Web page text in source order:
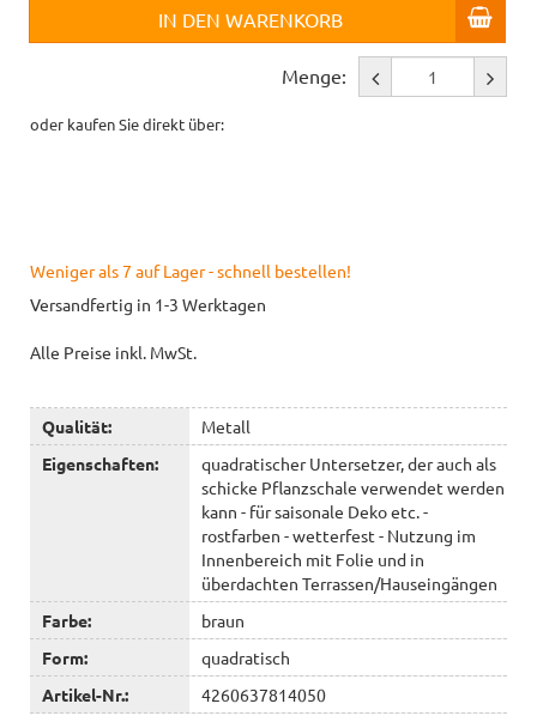
IN DEN WARENKORB
Menge:
oder kaufen Sie direkt über:
Weniger als 7 auf Lager - schnell bestellen!
Versandfertig in 1-3 Werktagen
Alle Preise inkl. MwSt.
Qualität:
Metall
Eigenschaften:
quadratischer Untersetzer, der auch als
schicke Pflanzschale verwendet werden
kann - für saisonale Deko etc. -
rostfarben - wetterfest - Nutzung im
Innenbereich mit Folie und in
überdachten Terrassen/Hauseingängen
Farbe:
braun
Form:
quadratisch
Artikel-Nr.:
4260637814050